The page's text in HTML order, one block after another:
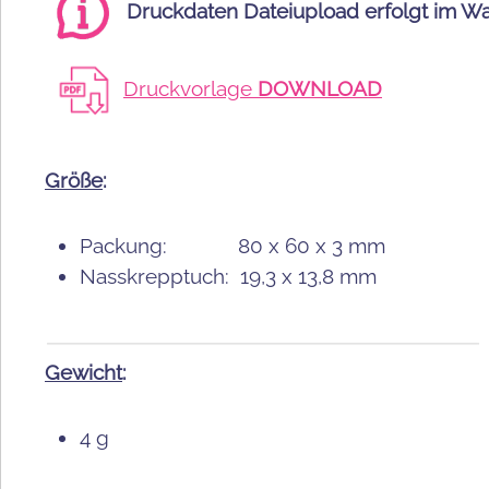
Druckdaten Dateiupload erfolgt im
Druckvorlage DOWNLOAD
Größe:
Packung: 80 x 60 x 3 mm
Nasskrepptuch: 19,3 x 13,8 mm
Gewicht:
4 g